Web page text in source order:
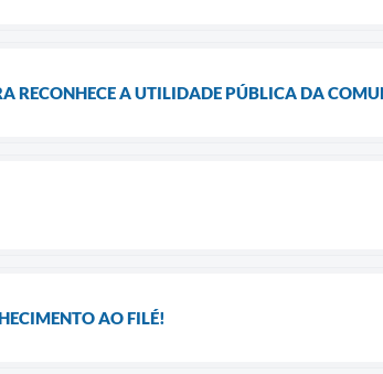
RECONHECE A UTILIDADE PÚBLICA DA
AO FILÉ!